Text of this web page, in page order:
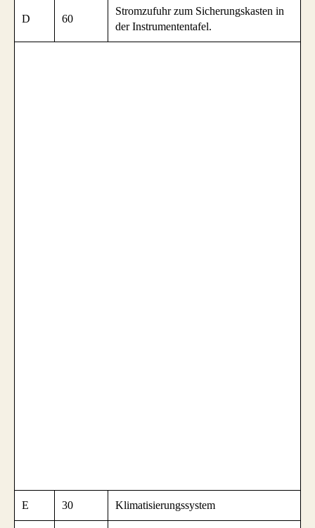
D 60
Stromzufuhr zum Sicherungskasten in
der Instrumententafel.
E 30 Klimatisierungssystem